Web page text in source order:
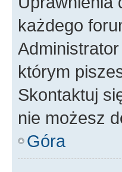
każdego
którym
Skontaktuj
nie możesz
Góra